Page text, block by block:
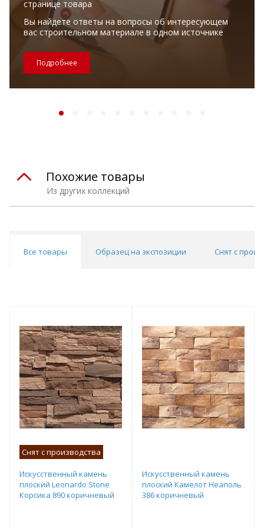
странице товара
Вы найдете ответы на вопросы об интересующем
вас строительном материале в одном источнике
Подробнее
Из других коллекций
Похожие товары
Все товары Образец на экспозиции Снят с
Снят с производства
Искусственный камень
плоский Leonardo Stone
Корсика 890 коричневый
Искусственный камень
плоский Камелот Неаполь
386 коричневый